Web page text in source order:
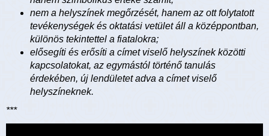
nem a helyszínek megőrzését, hanem az ott folytatott
tevékenységek és oktatási vetület áll a középpontban,
különös tekintettel a fiatalokra;
elősegíti és erősíti a címet viselő helyszínek közötti
kapcsolatokat, az egymástól történő tanulás
érdekében, új lendületet adva a címet viselő
helyszíneknek.
***